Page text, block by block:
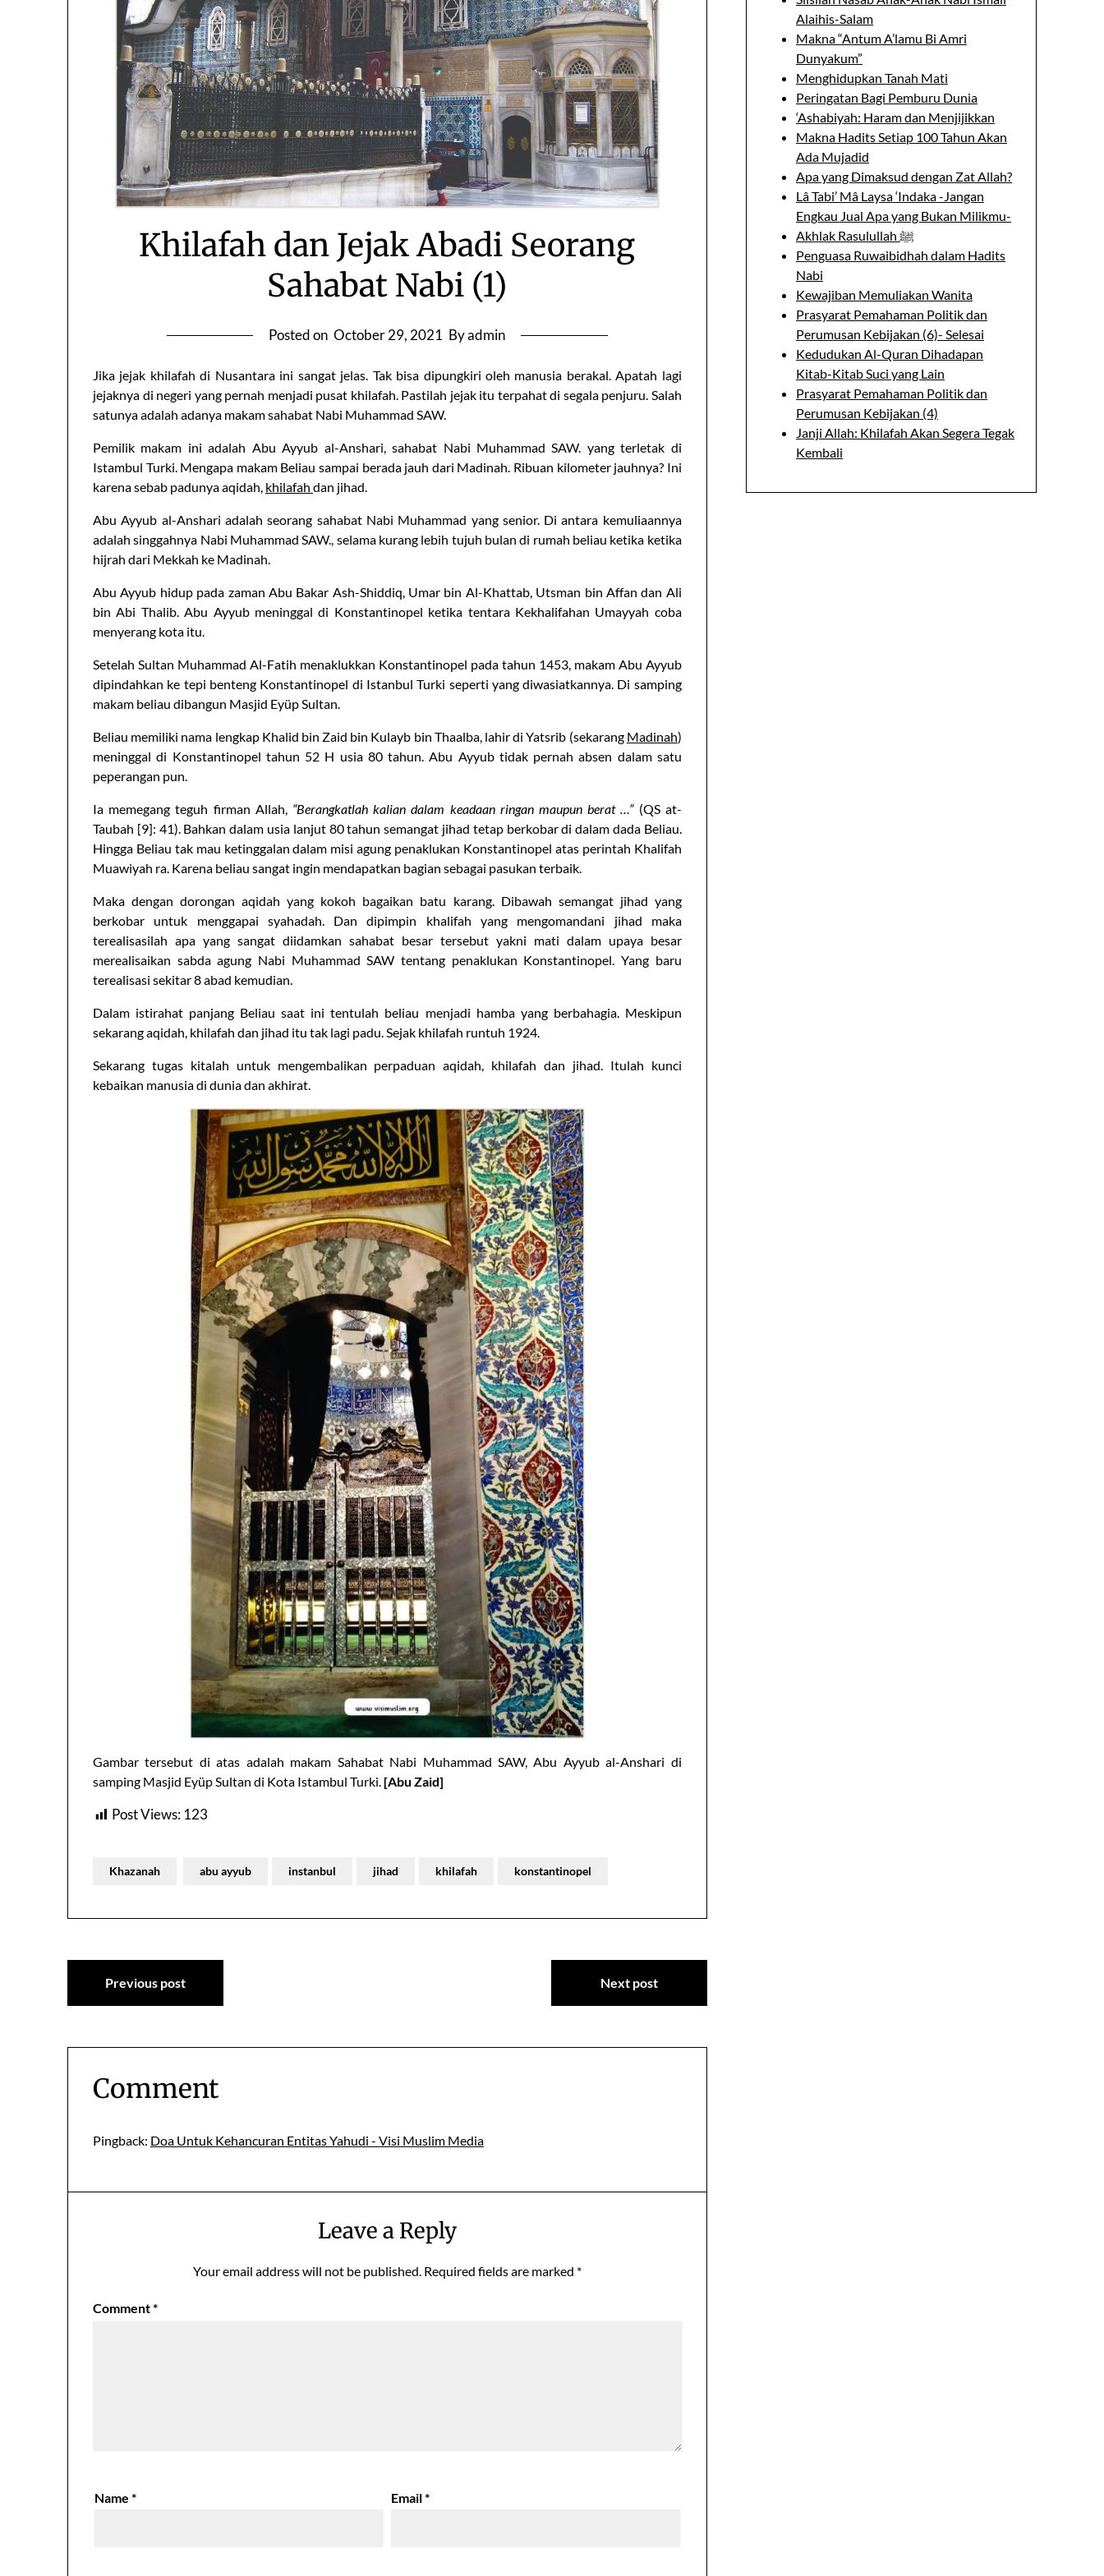
Khilafah dan Jejak Abadi Seorang
Sahabat Nabi (1)
Posted on October 29, 2021 By admin
Jika jejak khilafah di Nusantara ini sangat jelas. Tak bisa dipungkiri oleh manusia berakal. Apatah lagi
jejaknya di negeri yang pernah menjadi pusat khilafah. Pastilah jejak itu terpahat di segala penjuru. Salah
satunya adalah adanya makam sahabat Nabi Muhammad SAW.
Pemilik makam ini adalah Abu Ayyub al-Anshari, sahabat Nabi Muhammad SAW. yang terletak di
Istambul Turki. Mengapa makam Beliau sampai berada jauh dari Madinah. Ribuan kilometer jauhnya? Ini
karena sebab padunya aqidah, khilafah dan jihad.
Abu Ayyub al-Anshari adalah seorang sahabat Nabi Muhammad yang senior. Di antara kemuliaannya
adalah singgahnya Nabi Muhammad SAW., selama kurang lebih tujuh bulan di rumah beliau ketika ketika
hijrah dari Mekkah ke Madinah.
Abu Ayyub hidup pada zaman Abu Bakar Ash-Shiddiq, Umar bin Al-Khattab, Utsman bin Affan dan Ali
bin Abi Thalib. Abu Ayyub meninggal di Konstantinopel ketika tentara Kekhalifahan Umayyah coba
menyerang kota itu.
Setelah Sultan Muhammad Al-Fatih menaklukkan Konstantinopel pada tahun 1453, makam Abu Ayyub
dipindahkan ke tepi benteng Konstantinopel di Istanbul Turki seperti yang diwasiatkannya. Di samping
makam beliau dibangun Masjid Eyüp Sultan.
Beliau memiliki nama lengkap Khalid bin Zaid bin Kulayb bin Thaalba, lahir di Yatsrib (sekarang Madinah)
meninggal di Konstantinopel tahun 52 H usia 80 tahun. Abu Ayyub tidak pernah absen dalam satu
peperangan pun.
Ia memegang teguh firman Allah, “Berangkatlah kalian dalam keadaan ringan maupun berat …” (QS at-
Taubah [9]: 41). Bahkan dalam usia lanjut 80 tahun semangat jihad tetap berkobar di dalam dada Beliau.
Hingga Beliau tak mau ketinggalan dalam misi agung penaklukan Konstantinopel atas perintah Khalifah
Muawiyah ra. Karena beliau sangat ingin mendapatkan bagian sebagai pasukan terbaik.
Maka dengan dorongan aqidah yang kokoh bagaikan batu karang. Dibawah semangat jihad yang
berkobar untuk menggapai syahadah. Dan dipimpin khalifah yang mengomandani jihad maka
terealisasilah apa yang sangat diidamkan sahabat besar tersebut yakni mati dalam upaya besar
merealisaikan sabda agung Nabi Muhammad SAW tentang penaklukan Konstantinopel. Yang baru
terealisasi sekitar 8 abad kemudian.
Dalam istirahat panjang Beliau saat ini tentulah beliau menjadi hamba yang berbahagia. Meskipun
sekarang aqidah, khilafah dan jihad itu tak lagi padu. Sejak khilafah runtuh 1924.
Sekarang tugas kitalah untuk mengembalikan perpaduan aqidah, khilafah dan jihad. Itulah kunci
kebaikan manusia di dunia dan akhirat.
Gambar tersebut di atas adalah makam Sahabat Nabi Muhammad SAW, Abu Ayyub al-Anshari di
samping Masjid Eyüp Sultan di Kota Istambul Turki. [Abu Zaid]
Post Views:123
Khazanah abu ayyub instanbul jihad khilafah konstantinopel
Post
navigation
Previous post Next post
Comment
Pingback: Doa Untuk Kehancuran Entitas Yahudi - Visi Muslim Media
Leave a Reply
Your email address will not be published. Required fields are marked *
Comment*
Name* Email*
Alaihis-Salam
Makna “Antum A’lamu Bi Amri
Dunyakum”
Menghidupkan Tanah Mati
Peringatan Bagi Pemburu Dunia
‘Ashabiyah: Haram dan Menjijikkan
Makna Hadits Setiap 100 Tahun Akan
Ada Mujadid
Apa yang Dimaksud dengan Zat Allah?
Lâ Tabi’ Mâ Laysa ‘Indaka -Jangan
Engkau Jual Apa yang Bukan Milikmu-
Akhlak Rasulullah ﷺ
Penguasa Ruwaibidhah dalam Hadits
Nabi
Kewajiban Memuliakan Wanita
Prasyarat Pemahaman Politik dan
Perumusan Kebijakan (6)- Selesai
Kedudukan Al-Quran Dihadapan
Kitab-Kitab Suci yang Lain
Prasyarat Pemahaman Politik dan
Perumusan Kebijakan (4)
Janji Allah: Khilafah Akan Segera Tegak
Kembali